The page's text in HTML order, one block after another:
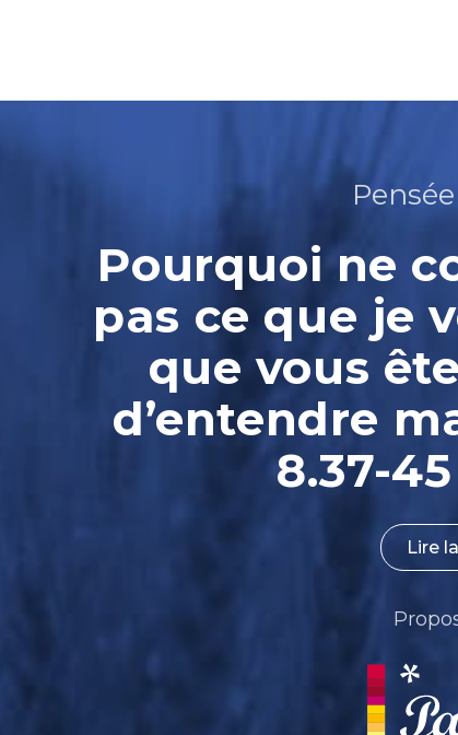
Pourquoi ne
pas ce que je
que vous
d’entendre
8.37-
Lire